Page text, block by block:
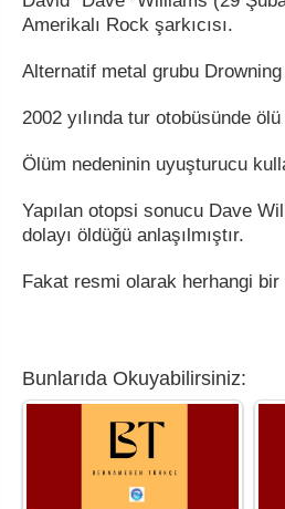
Amerikalı Rock şarkıcısı.
Alternatif metal grubu
2002 yılında tur otobüsünde
Ölüm nedeninin uyuşturucu
Yapılan otopsi sonucu Dave
dolayı öldüğü anlaşılmıştır.
Fakat resmi olarak herhangi bir
Bunlarıda Okuyabilirsiniz: